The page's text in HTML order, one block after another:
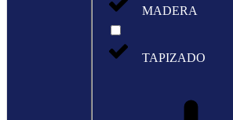
MADERA
TAPIZADO